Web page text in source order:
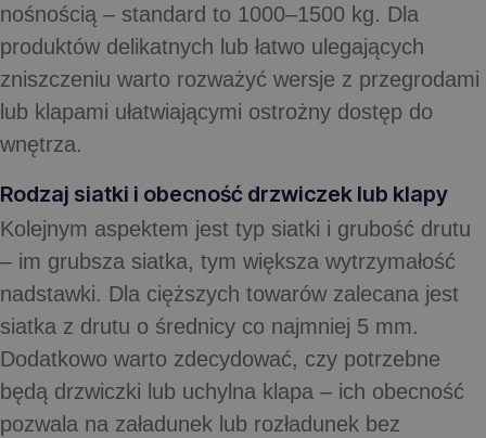
nośnością – standard to 1000–1500 kg. Dla
produktów delikatnych lub łatwo ulegających
zniszczeniu warto rozważyć wersje z przegrodami
lub klapami ułatwiającymi ostrożny dostęp do
wnętrza.
Rodzaj siatki i obecność drzwiczek lub klapy
Kolejnym aspektem jest typ siatki i grubość drutu
– im grubsza siatka, tym większa wytrzymałość
nadstawki. Dla cięższych towarów zalecana jest
siatka z drutu o średnicy co najmniej 5 mm.
Dodatkowo warto zdecydować, czy potrzebne
będą drzwiczki lub uchylna klapa – ich obecność
pozwala na załadunek lub rozładunek bez